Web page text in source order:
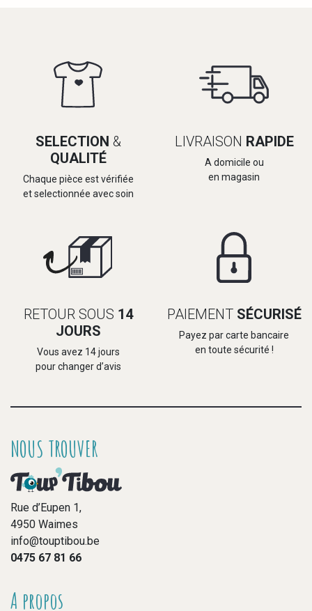
SELECTION &
QUALITÉ
Chaque pièce est vérifiée
et selectionnée avec soin
LIVRAISON RAPIDE
A domicile ou
en magasin
RETOUR SOUS 14
JOURS
Vous avez 14 jours
pour changer d’avis
PAIEMENT SÉCURISÉ
Payez par carte bancaire
en toute sécurité !
NOUS TROUVER
Rue d’Eupen 1,
4950 Waimes
info@touptibou.be
0475 67 81 66
A propos